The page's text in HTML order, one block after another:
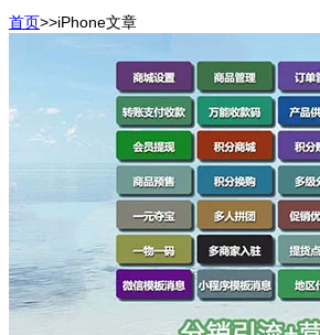
首页>>iPhone文章